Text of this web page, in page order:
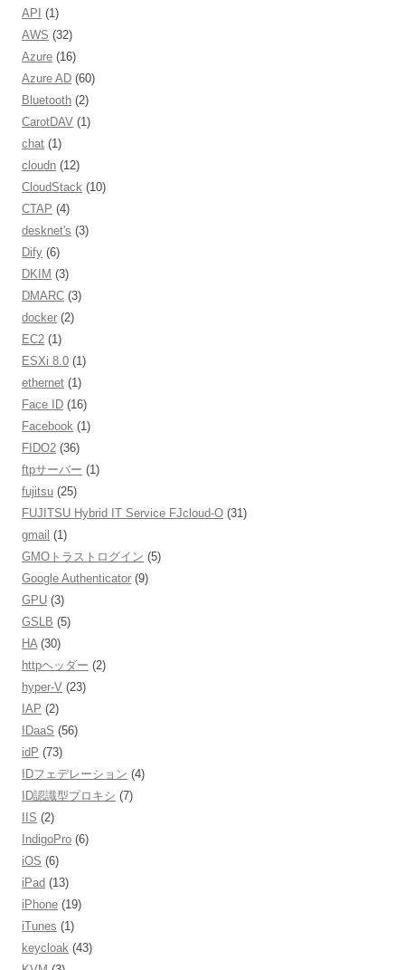
API (1)
AWS (32)
Azure (16)
Azure AD (60)
Bluetooth (2)
CarotDAV (1)
chat (1)
cloudn (12)
CloudStack (10)
CTAP (4)
desknet's (3)
Dify (6)
DKIM (3)
DMARC (3)
docker (2)
EC2 (1)
ESXi 8.0 (1)
ethernet (1)
Face ID (16)
Facebook (1)
FIDO2 (36)
ftpサーバー (1)
fujitsu (25)
FUJITSU Hybrid IT Service FJcloud-O (31)
gmail (1)
GMOトラストログイン (5)
Google Authenticator (9)
GPU (3)
GSLB (5)
HA (30)
httpヘッダー (2)
hyper-V (23)
IAP (2)
IDaaS (56)
idP (73)
IDフェデレーション (4)
ID認識型プロキシ (7)
IIS (2)
IndigoPro (6)
iOS (6)
iPad (13)
iPhone (19)
iTunes (1)
keycloak (43)